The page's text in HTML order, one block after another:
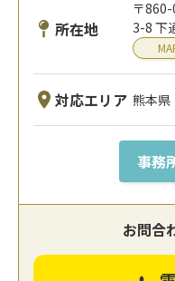
所在地
〒
3-8 下
対応エリア 熊本県
事務
お問合